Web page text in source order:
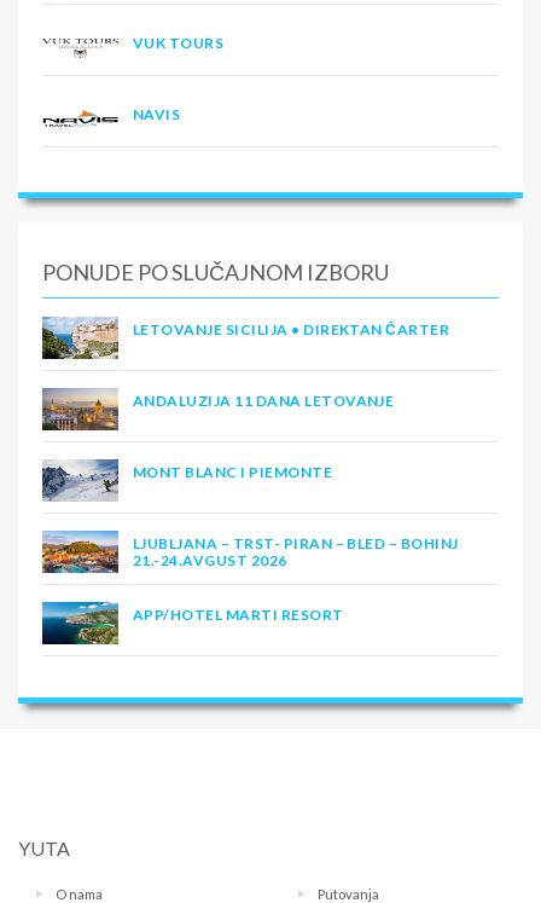
VUK TOURS
NAVIS
PONUDE PO SLUČAJNOM IZBORU
LETOVANJE SICILIJA • DIREKTAN ČARTER
ANDALUZIJA 11 DANA LETOVANJE
MONT BLANC I PIEMONTE
LJUBLJANA – TRST- PIRAN – BLED – BOHINJ
21.-24.AVGUST 2026
APP/HOTEL MARTI RESORT
YUTA
O nama Putovanja